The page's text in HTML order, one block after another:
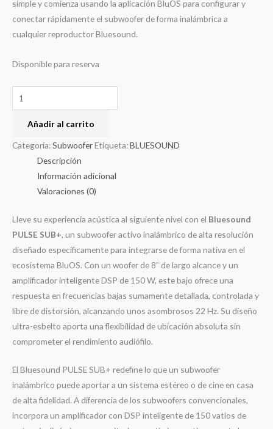
simple y comienza usando la aplicación BluOS para configurar y
conectar rápidamente el subwoofer de forma inalámbrica a
cualquier reproductor Bluesound.
Disponible para reserva
Añadir al carrito
Categoría:SubwooferEtiqueta:BLUESOUND
Descripción
Información adicional
Valoraciones (0)
Lleve su experiencia acústica al siguiente nivel con el Bluesound
PULSE SUB+, un subwoofer activo inalámbrico de alta resolución
diseñado específicamente para integrarse de forma nativa en el
ecosistema BluOS. Con un woofer de 8” de largo alcance y un
amplificador inteligente DSP de 150 W, este bajo ofrece una
respuesta en frecuencias bajas sumamente detallada, controlada y
libre de distorsión, alcanzando unos asombrosos 22 Hz. Su diseño
ultra-esbelto aporta una flexibilidad de ubicación absoluta sin
comprometer el rendimiento audiófilo.
El Bluesound PULSE SUB+ redefine lo que un subwoofer
inalámbrico puede aportar a un sistema estéreo o de cine en casa
de alta fidelidad. A diferencia de los subwoofers convencionales,
incorpora un amplificador con DSP inteligente de 150 vatios de